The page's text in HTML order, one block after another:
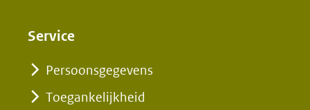
een
andere
(verwijst
naar
Service
Persoonsgegevens
Toegankelijkheid